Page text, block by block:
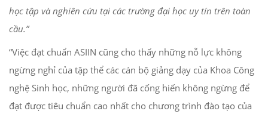
học tập và nghiên cứu tại các trường đại học uy tín trên toàn
cầu.”
“Việc đạt chuẩn ASIIN cũng cho thấy những nỗ lực không
ngừng nghỉ của tập thể các cán bộ giảng dạy của Khoa Công
nghệ Sinh học, những người đã cống hiến không ngừng để
đạt được tiêu chuẩn cao nhất cho chương trình đào tạo của